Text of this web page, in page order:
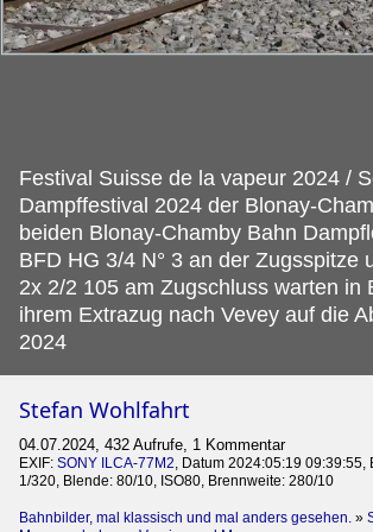
Festival Suisse de la vapeur 2024 /
Dampffestival 2024 der Blonay-
beiden Blonay-Chamby Bahn
BFD HG 3/4 N° 3 an der Zugsspitze
2x 2/2 105 am Zugschluss warten in
ihrem Extrazug nach Vevey auf die
2024
Stefan Wohlfahrt
04.07.2024, 432 Aufrufe, 1 Kommentar
EXIF: SONY ILCA-77M2 , Datum 2024:05:19
1/320, Blende: 80/10, ISO80, Brennweite: 280/10
Bahnbilder, mal klassisch und mal anders gesehen. »